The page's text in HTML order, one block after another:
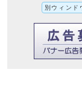
別ウィンド